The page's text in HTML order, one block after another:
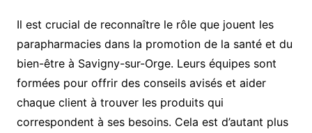
Il est crucial de reconnaître le rôle que jouent les
parapharmacies dans la promotion de la santé et du
bien-être à Savigny-sur-Orge. Leurs équipes sont
formées pour offrir des conseils avisés et aider
chaque client à trouver les produits qui
correspondent à ses besoins. Cela est d’autant plus